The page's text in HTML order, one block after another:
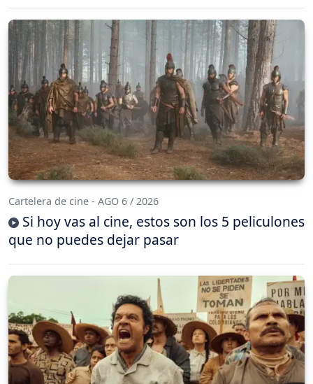
Cartelera de cine - AGO 6 / 2026
Si hoy vas al cine, estos son los 5 peliculones
que no puedes dejar pasar